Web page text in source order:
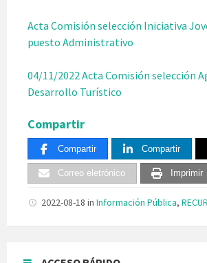
Acta Comisión selección Iniciativa
puesto Administrativo
04/11/2022 Acta Comisión selección
Desarrollo Turístico
Compartir
Compartir Compartir
Correo eletrónico Imprimir
2022-08-18 in Información Pública,